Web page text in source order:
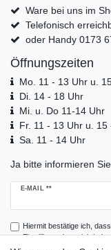
Ware bei uns im
Telefonisch
oder Handy 0173
Öffnungszeiten
Mo. 11 - 13 Uhr u.
Di. 14 - 18 Uhr
Mi. u. Do 11-14 Uhr
Fr. 11 - 13 Uhr u. 15
Sa. 11 - 14 Uhr
Ja bitte informieren
E-MAIL **
Newsletter
Hiermit bestätige ich,
Einwilligung kann ich